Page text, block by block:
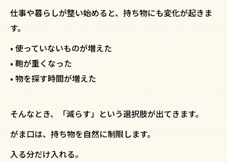
仕事や暮らしが整い始めると、持ち物にも変化が起きま
す。
• 使っていないものが増えた
• 鞄が重くなった
• 物を探す時間が増えた
そんなとき、「減らす」という選択肢が出てきます。
がま口は、持ち物を自然に制限します。
入る分だけ入れる。